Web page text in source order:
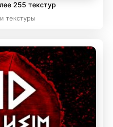
255 текстур
текстуры